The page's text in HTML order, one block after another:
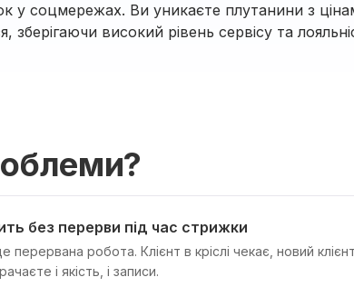
у соцмережах. Ви уникаєте плутанини з
зберігаючи високий рівень сервісу та
без перерви під час стрижки
перервана робота. Клієнт в кріслі чекає, новий
і якість, і записи.